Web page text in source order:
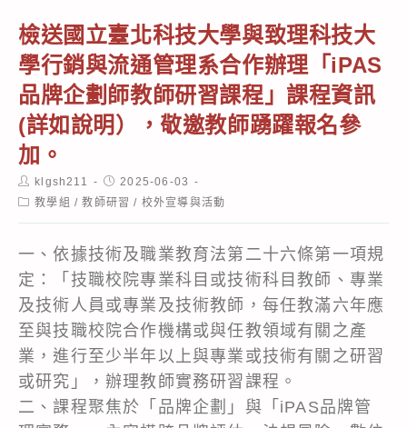
檢送國立臺北科技大學與致理科技大
學行銷與流通管理系合作辦理「iPAS
品牌企劃師教師研習課程」課程資訊
(詳如說明），敬邀教師踴躍報名參
加。
Post
author:
klgsh211
Post
published:
2025-06-03
Post教學組 / 教師研習 / 校外宣導與活動
一、依據技術及職業教育法第二十六條第一項規
定：「技職校院專業科目或技術科目教師、專業
及技術人員或專業及技術教師，每任教滿六年應
至與技職校院合作機構或與任教領域有關之產
業，進行至少半年以上與專業或技術有關之研習
或研究」，辦理教師實務研習課程。
二、課程聚焦於「品牌企劃」與「iPAS品牌管